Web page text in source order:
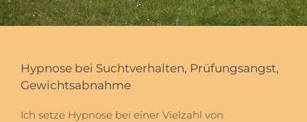
Hypnose bei Suchtverhalten, Prüfungsangst,
Gewichtsabnahme
Ich setze Hypnose bei einer Vielzahl von